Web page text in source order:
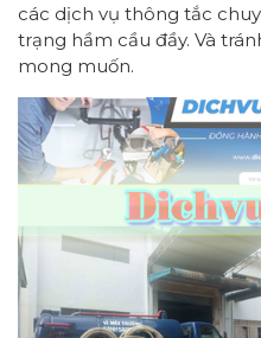
các dịch vụ thông tắc
trạng hầm cầu đầy. Và
mong muốn.